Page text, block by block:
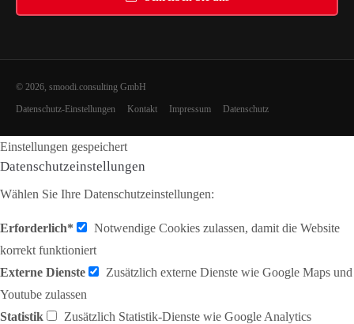
© 2026, smoodi.consulting GmbH
Datenschutz-Einstellungen
Kontakt Impressum Datenschutz
Einstellungen gespeichert
Datenschutzeinstellungen
Wählen Sie Ihre Datenschutzeinstellungen:
Erforderlich*
Notwendige Cookies zulassen, damit die Website
korrekt funktioniert
Externe Dienste
Zusätzlich externe Dienste wie Google Maps und
Youtube zulassen
Statistik
Zusätzlich Statistik-Dienste wie Google Analytics